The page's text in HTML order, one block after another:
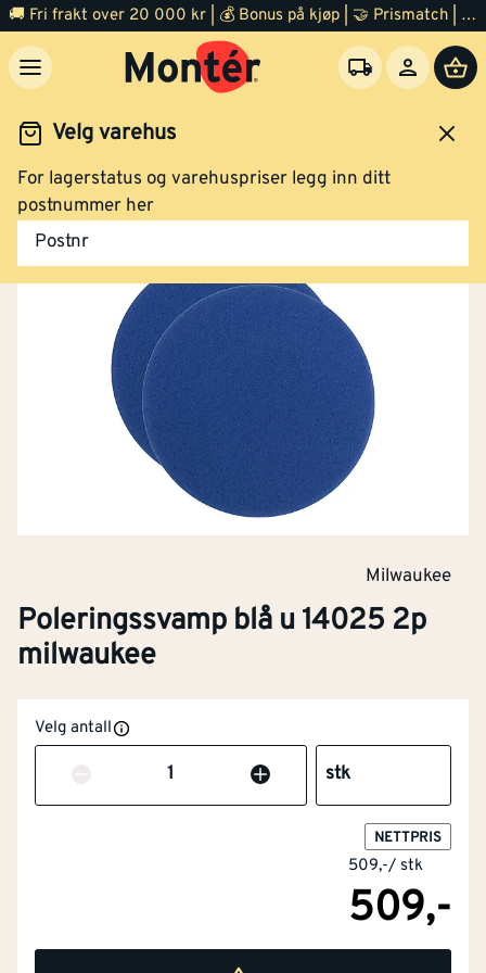
🚚 Fri frakt over 20 000 kr | 💰 Bonus på kjøp | 🤝 Prismatch | ⭐ 100% fornøyd garanti | 🏪 140 byggevarehus
Velg varehus
For lagerstatus og varehuspriser legg inn ditt
postnummer her
Postnr
Vask og rengjøring
Milwaukee
Poleringssvamp blå u 14025 2p
milwaukee
Velg antall
Antall stk
NETTPRIS
509,-/ stk
509,-